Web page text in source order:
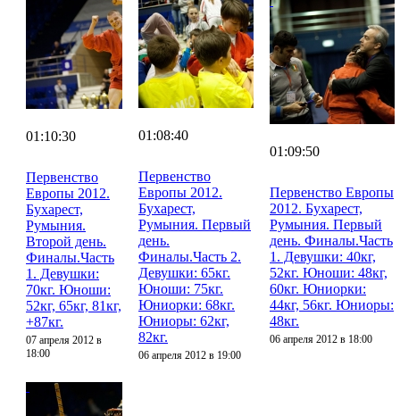
01:10:30
Первенство
Европы 2012.
Бухарест,
Румыния.
Второй день.
Финалы.Часть
1. Девушки:
70кг. Юноши:
52кг, 65кг, 81кг,
+87кг.
07 апреля 2012 в
18:00
01:08:40
Первенство
Европы 2012.
Бухарест,
Румыния. Первый
день.
Финалы.Часть 2.
Девушки: 65кг.
Юноши: 75кг.
Юниорки: 68кг.
Юниоры: 62кг,
82кг.
06 апреля 2012 в 19:00
01:09:50
Первенство Европы
2012. Бухарест,
Румыния. Первый
день. Финалы.Часть
1. Девушки: 40кг,
52кг. Юноши: 48кг,
60кг. Юниорки:
44кг, 56кг. Юниоры:
48кг.
06 апреля 2012 в 18:00